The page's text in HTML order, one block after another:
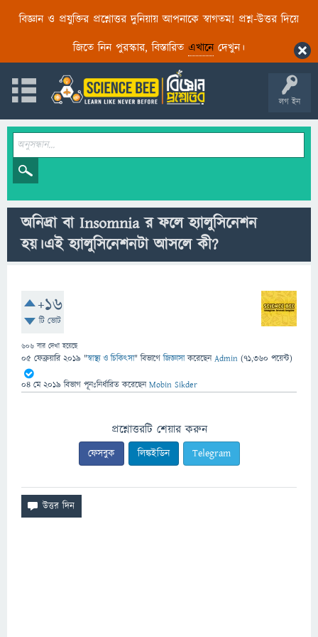
বিজ্ঞান ও প্রযুক্তির প্রশ্নোত্তর দুনিয়ায় আপনাকে স্বাগতম! প্রশ্ন-উত্তর দিয়ে
জিতে নিন পুরস্কার, বিস্তারিত এখানেদেখুন।
লগ ইন
অনিদ্রা বা Insomnia র ফলে হ্যালুসিনেশন
হয়।এই হ্যালুসিনেশনটা আসলে কী?
+16
টি ভোট
606 বার দেখা হয়েছে
05 ফেব্রুয়ারি 2019 "স্বাস্থ্য ও চিকিৎসা" বিভাগে জিজ্ঞাসাকরেছেনAdmin (71,360 পয়েন্ট)
04 মে 2019 বিভাগ পূনঃনির্ধারিত করেছেনMobin Sikder
প্রশ্নোত্তরটি শেয়ার করুন
ফেসবুক লিঙ্কইডিন Telegram